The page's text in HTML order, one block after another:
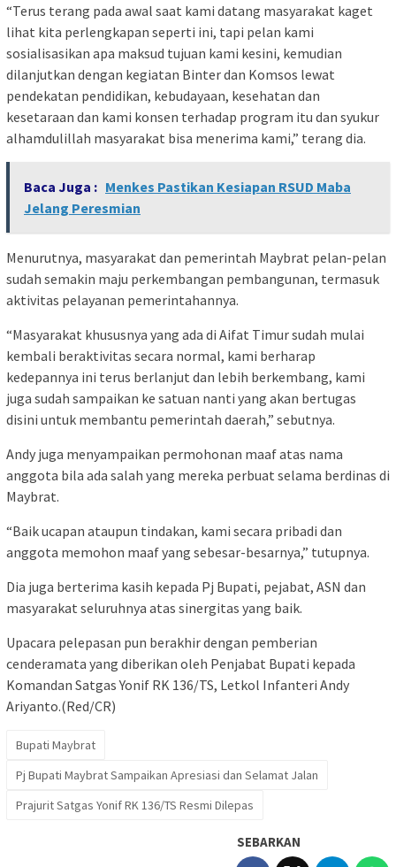
“Terus terang pada awal saat kami datang masyarakat kaget
lihat kita perlengkapan seperti ini, tapi pelan kami
sosialisasikan apa maksud tujuan kami kesini, kemudian
dilanjutkan dengan kegiatan Binter dan Komsos lewat
pendekatan pendidikan, kebudayaan, kesehatan dan
kesetaraan dan kami konsen terhadap program itu dan syukur
alhamdulillah masyarakat bisa menerima kami,” terang dia.
Baca Juga : Menkes Pastikan Kesiapan RSUD Maba
Jelang Peresmian
Menurutnya, masyarakat dan pemerintah Maybrat pelan-pelan
sudah semakin maju perkembangan pembangunan, termasuk
aktivitas pelayanan pemerintahannya.
“Masyarakat khususnya yang ada di Aifat Timur sudah mulai
kembali beraktivitas secara normal, kami berharap
kedepannya ini terus berlanjut dan lebih berkembang, kami
juga sudah sampaikan ke satuan nanti yang akan bertugas
disini untuk membantu pemerintah daerah,” sebutnya.
Andy juga menyampaikan permohonan maaf atas nama
anggota bila ada salah yang mereka perbuat selama berdinas di
Maybrat.
“Baik ucapan ataupun tindakan, kami secara pribadi dan
anggota memohon maaf yang sebesar-besarnya,” tutupnya.
Dia juga berterima kasih kepada Pj Bupati, pejabat, ASN dan
masyarakat seluruhnya atas sinergitas yang baik.
Upacara pelepasan pun berakhir dengan pemberian
cenderamata yang diberikan oleh Penjabat Bupati kepada
Komandan Satgas Yonif RK 136/TS, Letkol Infanteri Andy
Ariyanto.(Red/CR)
Bupati Maybrat
Pj Bupati Maybrat Sampaikan Apresiasi dan Selamat Jalan
Prajurit Satgas Yonif RK 136/TS Resmi Dilepas
SEBARKAN